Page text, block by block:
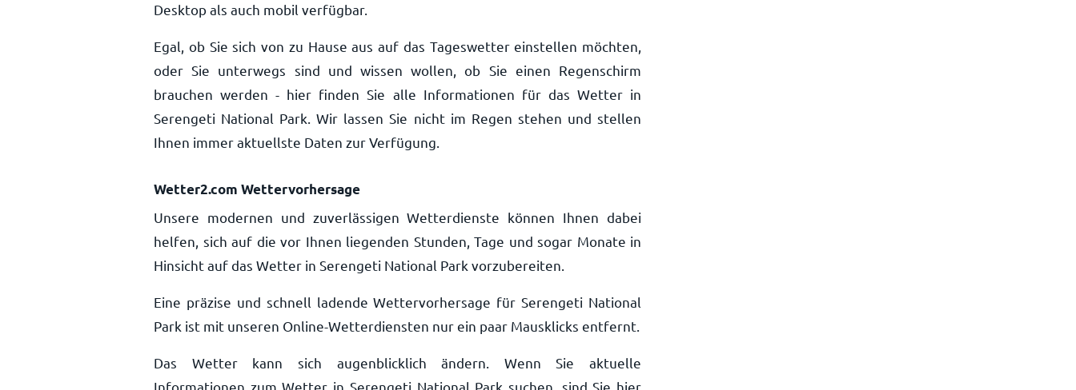
Desktop als auch mobil verfügbar.
Egal, ob Sie sich von zu Hause aus auf das Tageswetter einstellen möchten,
oder Sie unterwegs sind und wissen wollen, ob Sie einen Regenschirm
brauchen werden - hier finden Sie alle Informationen für das Wetter in
Serengeti National Park. Wir lassen Sie nicht im Regen stehen und stellen
Ihnen immer aktuellste Daten zur Verfügung.
Wetter2.com Wettervorhersage
Unsere modernen und zuverlässigen Wetterdienste können Ihnen dabei
helfen, sich auf die vor Ihnen liegenden Stunden, Tage und sogar Monate in
Hinsicht auf das Wetter in Serengeti National Park vorzubereiten.
Eine präzise und schnell ladende Wettervorhersage für Serengeti National
Park ist mit unseren Online-Wetterdiensten nur ein paar Mausklicks entfernt.
Das Wetter kann sich augenblicklich ändern. Wenn Sie aktuelle
Informationen zum Wetter in Serengeti National Park suchen, sind Sie hier